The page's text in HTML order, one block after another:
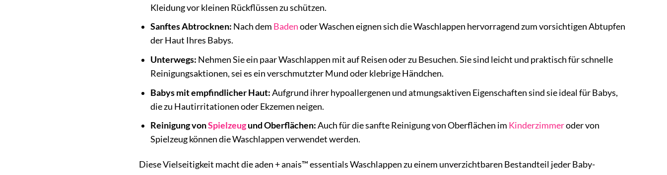
Kleidung vor kleinen Rückflüssen zu schützen.
Sanftes Abtrocknen: Nach dem Badenoder Waschen eignen sich die Waschlappen hervorragend zum vorsichtigen Abtupfen
der Haut Ihres Babys.
Unterwegs: Nehmen Sie ein paar Waschlappen mit auf Reisen oder zu Besuchen. Sie sind leicht und praktisch für schnelle
Reinigungsaktionen, sei es ein verschmutzter Mund oder klebrige Händchen.
Babys mit empfindlicher Haut:Aufgrund ihrer hypoallergenen und atmungsaktiven Eigenschaften sind sie ideal für Babys,
die zu Hautirritationen oder Ekzemen neigen.
Reinigung vonSpielzeugund Oberflächen:Auch für die sanfte Reinigung von Oberflächen im Kinderzimmeroder von
Spielzeug können die Waschlappen verwendet werden.
Diese Vielseitigkeit macht die aden + anais™ essentials Waschlappen zu einem unverzichtbaren Bestandteil jeder Baby-